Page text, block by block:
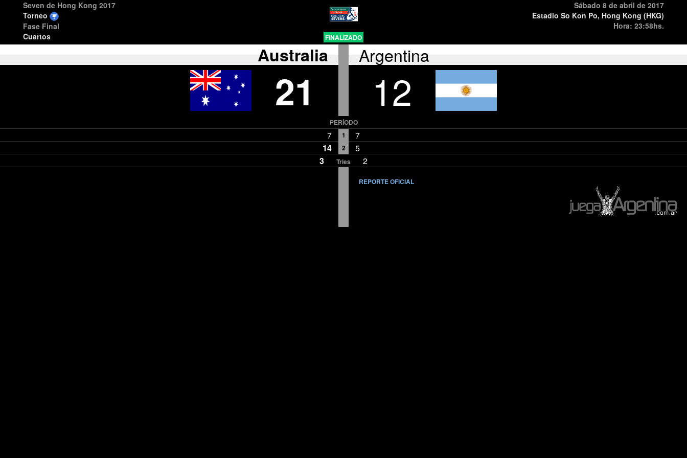
Seven de Hong Kong 2017
Torneo
Fase Final
Cuartos
FINALIZADO
Sábado 8 de abril de 2017
Estadio So Kon Po, Hong Kong (HKG)
Hora: 23:58hs.
Australia Argentina
21 12
PERÍODO
7 1
7
14
2
5
3
Tries 2
REPORTE OFICIAL